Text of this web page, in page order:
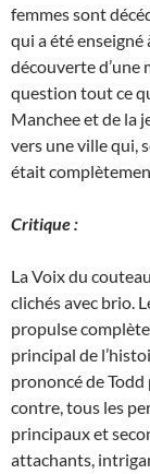
femmes sont
qui a été enseigné
découverte d’une
question tout ce
Manchee et de la
vers une ville qui,
était
Critique :
La Voix du
clichés avec brio.
propulse
principal de
prononcé de
contre, tous les
principaux et
attachants,